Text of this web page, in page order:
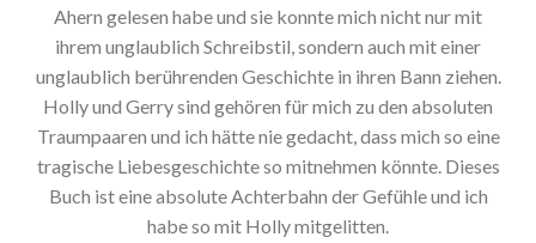
Ahern gelesen habe und sie konnte mich nicht nur mit
ihrem unglaublich Schreibstil, sondern auch mit einer
unglaublich berührenden Geschichte in ihren Bann ziehen.
Holly und Gerry sind gehören für mich zu den absoluten
Traumpaaren und ich hätte nie gedacht, dass mich so eine
tragische Liebesgeschichte so mitnehmen könnte. Dieses
Buch ist eine absolute Achterbahn der Gefühle und ich
habe so mit Holly mitgelitten.